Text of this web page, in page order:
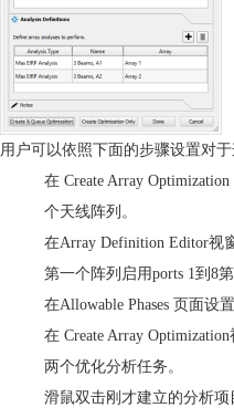
用户可以依照下面的步骤设置对
在 Create Array Optimization
个天线阵列。
在Array Definition Editor视
第一个阵列启用ports 1 到 8
在Allowable Phases 页面设
在 Create Array Optimization
两个优化分析任务。
滑鼠双击刚才建立的分析项